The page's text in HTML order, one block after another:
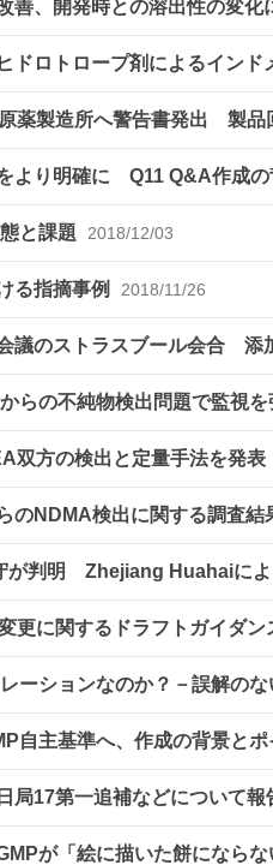
善、開発時との溶出性の変
ドロトロープ剤によるイン
薬製造所へ警告書発出 製
より明確に Q11 Q&A作成
と課題 2018/12/03
る指摘事例 2018/11/26
議のストラスブール会合
らの不純物検出問題で監視
双方の検出と定量手法を発
のNDMA検出に関する調査
が判明 Zhejiang Huahaiに
更に関するドラフトガイダ
ーションなのか？－誤解の
自主基準へ、作成の背景と
局17第一追補などについて
が「絵に描いた餅になら